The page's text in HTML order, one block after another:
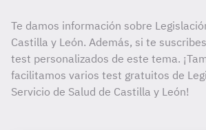
Te damos información sobre
Castilla y León. Además, si te
test personalizados de este tema.
facilitamos varios test gratuitos de
Servicio de Salud de Castilla y León!